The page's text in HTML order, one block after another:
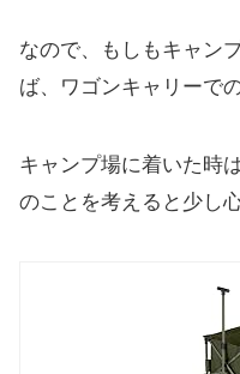
なので、もしもキャン
ば、ワゴンキャリーで
キャンプ場に着いた時
のことを考えると少し